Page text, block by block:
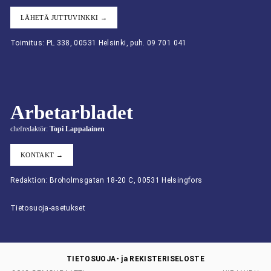
LÄHETÄ JUTTUVINKKI →
Toimitus: PL 338, 00531 Helsinki, puh. 09 701 041
Arbetarbladet
chefredaktör: Topi Lappalainen
KONTAKT →
Redaktion: Broholmsgatan 18-20 C, 00531 Helsingfors
Tietosuoja-asetukset
TIETOSUOJA- ja REKISTERISELOSTE